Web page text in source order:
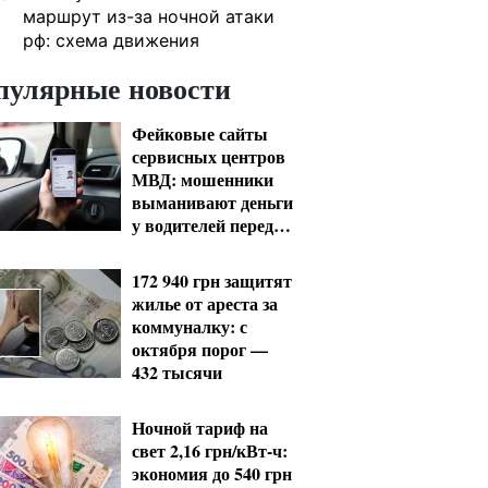
маршрут из-за ночной атаки
рф: схема движения
новости
Фейковые сайты
сервисных центров
МВД: мошенники
выманивают деньги
у водителей перед
172 940 грн защитят
жилье от ареста за
коммуналку: с
октября порог —
432 тысячи
Ночной тариф на
свет 2,16 грн/кВт-ч:
экономия до 540 грн